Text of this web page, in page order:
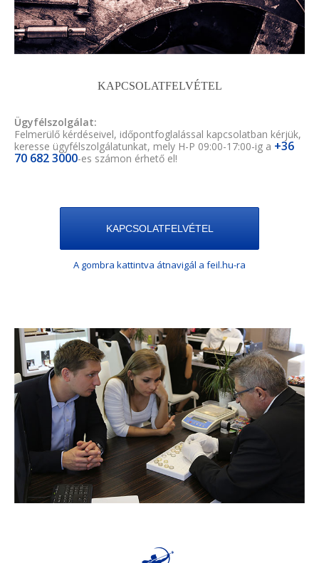
KAPCSOLATFELVÉTEL
Ügyfélszolgálat:
Felmerülő kérdéseivel, időpontfoglalással kapcsolatban kérjük,
keresse ügyfélszolgálatunkat, mely H-P 09:00-17:00-ig a +36
70 682 3000-es számon érhető el!
KAPCSOLATFELVÉTEL
A gombra kattintva átnavigál a feil.hu-ra